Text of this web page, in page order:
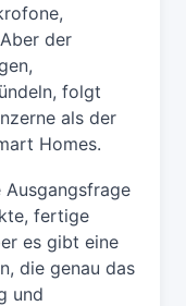
der
folgt
als der
Homes.
fertige
es gibt eine
die genau das
und